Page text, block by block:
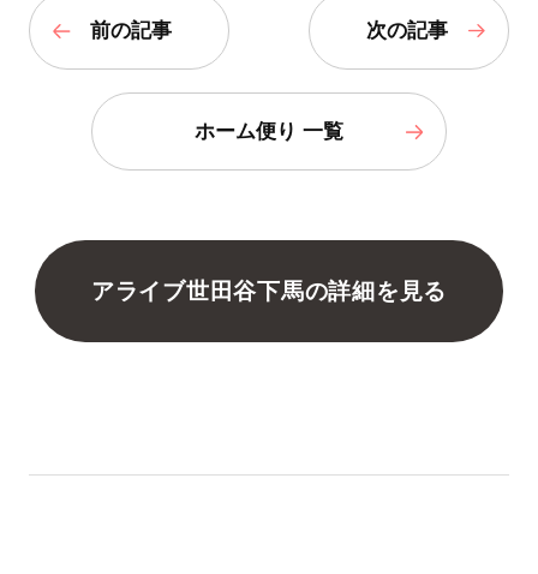
前の記事 次の記事
ホーム便り 一覧
アライブ世田谷下馬の詳細を見る